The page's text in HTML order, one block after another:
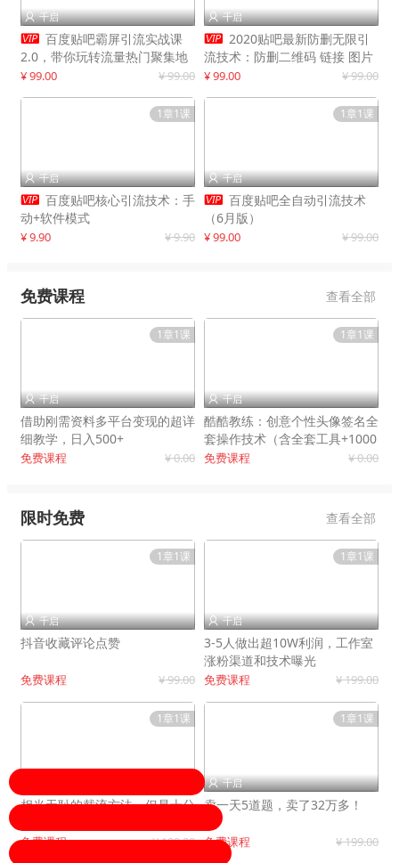
 千启
 百度贴吧霸屏引流实战课
2.0，带你玩转流量热门聚集地
¥ 99.00 ¥ 99.00
 千启
 2020贴吧最新防删无限引
流技术：防删二维码 链接 图片
制作
¥ 99.00 ¥ 99.00
1章1课
 千启
 百度贴吧核心引流技术：手
动+软件模式
¥ 9.90 ¥ 9.90
1章1课
 千启
 百度贴吧全自动引流技术
（6月版）
¥ 99.00 ¥ 99.00
免费课程 查看全部
1章1课
 千启
借助刚需资料多平台变现的超详
细教学，日入500+
免费课程 ¥ 0.00
1章1课
 千启
酷酷教练：创意个性头像签名全
套操作技术（含全套工具+1000
套模板）
免费课程 ¥ 0.00
限时免费 查看全部
1章1课
 千启
抖音收藏评论点赞
免费课程 ¥ 99.00
1章1课
 千启
3-5人做出超10W利润，工作室
涨粉渠道和技术曝光
免费课程 ¥ 199.00
1章1课
相当无耻的截流方法，但是十分
免费课程 ¥ 199.00
1章1课
 千启
卖一天5道题，卖了32万多！
免费课程 ¥ 199.00